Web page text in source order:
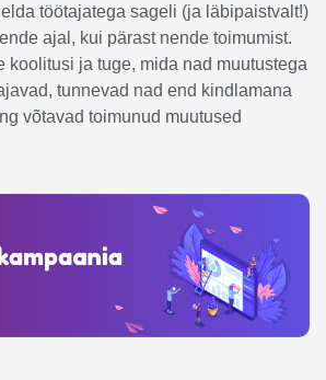
töötajatega sageli (ja läbipaistvalt!)
ajal, kui pärast nende toimumist.
koolitusi ja tuge, mida nad muutustega
tunnevad nad end kindlamana
võtavad toimunud muutused